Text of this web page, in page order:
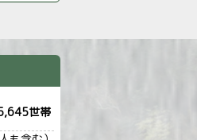
世帯